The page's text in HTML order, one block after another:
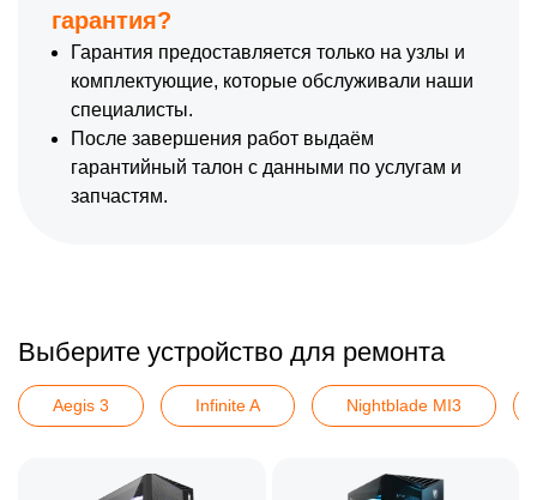
гарантия?
Гарантия предоставляется только на узлы и
комплектующие, которые обслуживали наши
специалисты.
После завершения работ выдаём
гарантийный талон с данными по услугам и
запчастям.
Выберите устройство для ремонта
Aegis 3 Infinite A Nightblade MI3